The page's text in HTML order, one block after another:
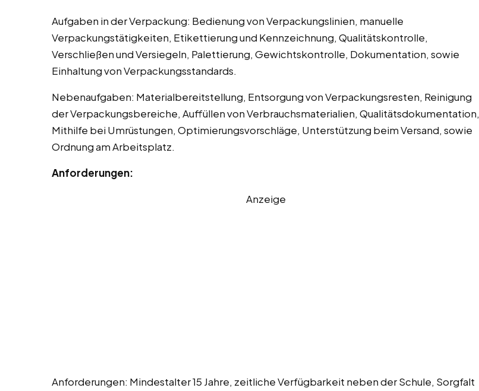
Aufgaben in der Verpackung: Bedienung von Verpackungslinien, manuelle
Verpackungstätigkeiten, Etikettierung und Kennzeichnung, Qualitätskontrolle,
Verschließen und Versiegeln, Palettierung, Gewichtskontrolle, Dokumentation, sowie
Einhaltung von Verpackungsstandards.
Nebenaufgaben: Materialbereitstellung, Entsorgung von Verpackungsresten, Reinigung
der Verpackungsbereiche, Auffüllen von Verbrauchsmaterialien, Qualitätsdokumentation,
Mithilfe bei Umrüstungen, Optimierungsvorschläge, Unterstützung beim Versand, sowie
Ordnung am Arbeitsplatz.
Anforderungen:
Anzeige
Anforderungen: Mindestalter 15 Jahre, zeitliche Verfügbarkeit neben der Schule, Sorgfalt